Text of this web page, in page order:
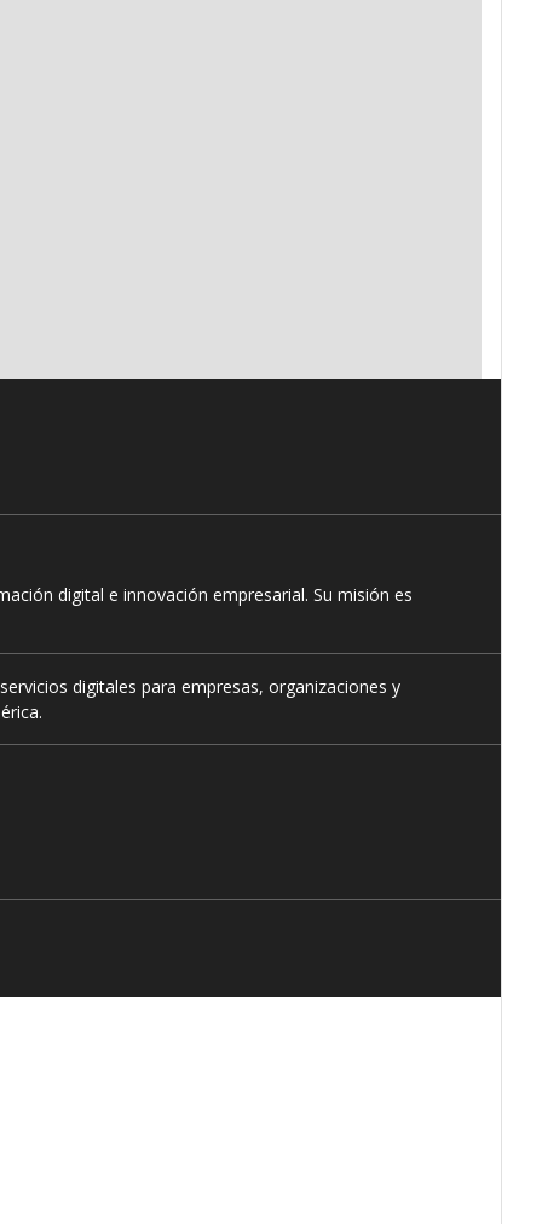
digital e innovación empresarial. Su misión es
digitales para empresas, organizaciones y